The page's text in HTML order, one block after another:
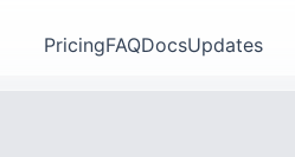
PricingFAQDocsUpdates